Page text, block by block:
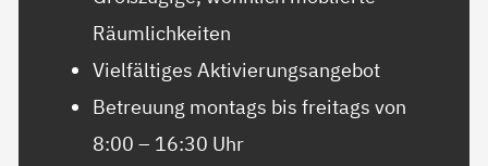
Räumlichkeiten
Vielfältiges Aktivierungsangebot
Betreuung montags bis freitags von
8:00 – 16:30 Uhr